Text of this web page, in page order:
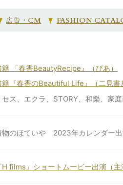
広告・CM FASHION
籍 「春香BeautyRecipe』（ぴあ）
籍『春香のBeautiful Life』（二見書
セス、エクラ、STORY、和樂、家
物のほていや 2023年カレンダー
H films』ショートムービー出演（主